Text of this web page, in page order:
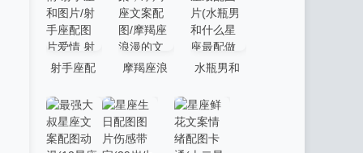
射手座配
射手座和
图片/射手
摩羯座浪
案，摩羯
座文案配
水瓶男和
最配图片
(水瓶男和